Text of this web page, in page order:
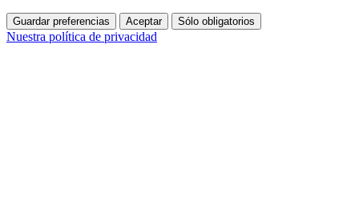
Guardar preferencias Aceptar Sólo obligatorios
Nuestra política de privacidad